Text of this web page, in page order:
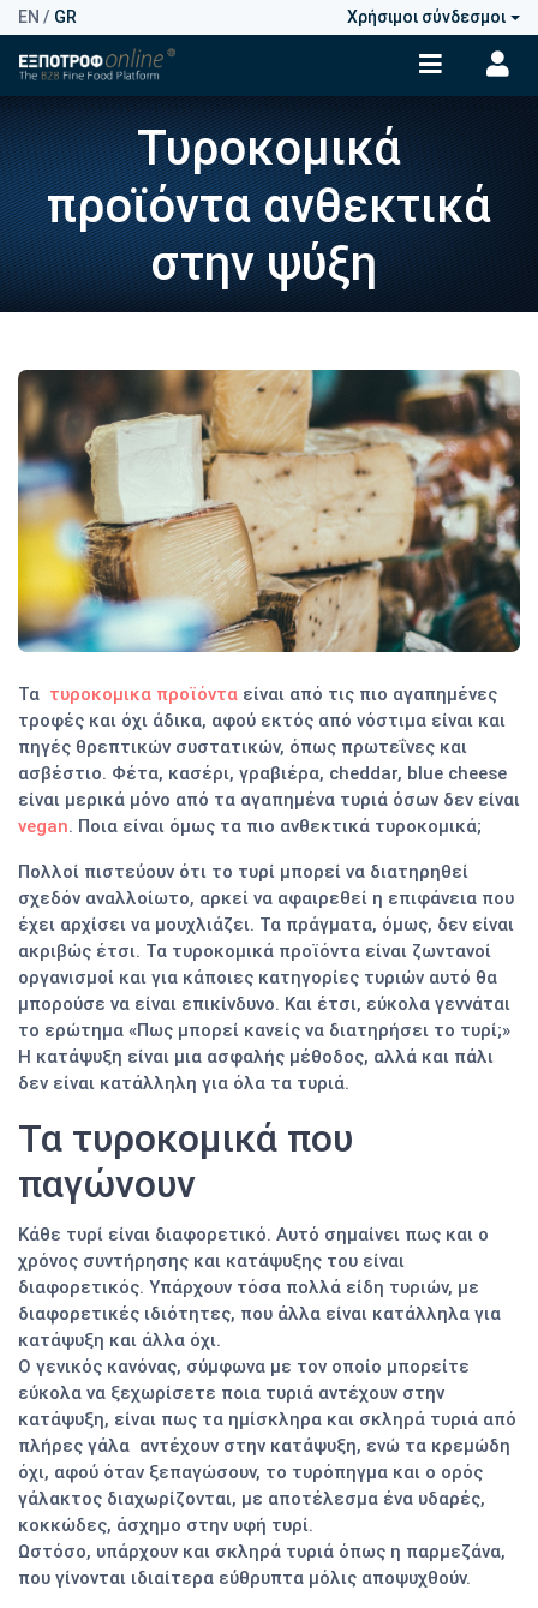
EN / GR Χρήσιμοι σύνδεσμοι
Τυροκομικά
προϊόντα ανθεκτικά
στην ψύξη
Τα τυροκομικα προϊόντα είναι από τις πιο αγαπημένες
τροφές και όχι άδικα, αφού εκτός από νόστιμα είναι και
πηγές θρεπτικών συστατικών, όπως πρωτεΐνες και
ασβέστιο. Φέτα, κασέρι, γραβιέρα, cheddar, blue cheese
είναι μερικά μόνο από τα αγαπημένα τυριά όσων δεν είναι
vegan. Ποια είναι όμως τα πιο ανθεκτικά τυροκομικά;
Πολλοί πιστεύουν ότι το τυρί μπορεί να διατηρηθεί
σχεδόν αναλλοίωτο, αρκεί να αφαιρεθεί η επιφάνεια που
έχει αρχίσει να μουχλιάζει. Τα πράγματα, όμως, δεν είναι
ακριβώς έτσι. Τα τυροκομικά προϊόντα είναι ζωντανοί
οργανισμοί και για κάποιες κατηγορίες τυριών αυτό θα
μπορούσε να είναι επικίνδυνο. Και έτσι, εύκολα γεννάται
το ερώτημα «Πως μπορεί κανείς να διατηρήσει το τυρί;»
Η κατάψυξη είναι μια ασφαλής μέθοδος, αλλά και πάλι
δεν είναι κατάλληλη για όλα τα τυριά.
Τα τυροκομικά που
παγώνουν
Κάθε τυρί είναι διαφορετικό. Αυτό σημαίνει πως και ο
χρόνος συντήρησης και κατάψυξης του είναι
διαφορετικός. Υπάρχουν τόσα πολλά είδη τυριών, με
διαφορετικές ιδιότητες, που άλλα είναι κατάλληλα για
κατάψυξη και άλλα όχι.
Ο γενικός κανόνας, σύμφωνα με τον οποίο μπορείτε
εύκολα να ξεχωρίσετε ποια τυριά αντέχουν στην
κατάψυξη, είναι πως τα ημίσκληρα και σκληρά τυριά από
πλήρες γάλα αντέχουν στην κατάψυξη, ενώ τα κρεμώδη
όχι, αφού όταν ξεπαγώσουν, το τυρόπηγμα και ο ορός
γάλακτος διαχωρίζονται, με αποτέλεσμα ένα υδαρές,
κοκκώδες, άσχημο στην υφή τυρί.
Ωστόσο, υπάρχουν και σκληρά τυριά όπως η παρμεζάνα,
που γίνονται ιδιαίτερα εύθρυπτα μόλις αποψυχθούν.